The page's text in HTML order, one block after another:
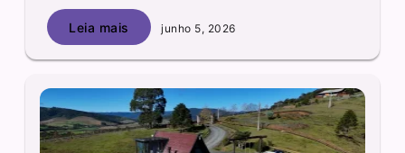
Leia mais junho 5, 2026